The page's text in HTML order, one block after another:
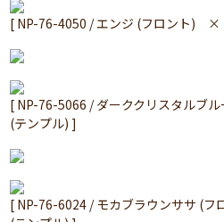
[ NP-76-4050 / エンジ (フロント)
[ NP-76-5066 / ダーククリスタル
(テンプル) ]
[ NP-76-6024 / モカブラウンササ (